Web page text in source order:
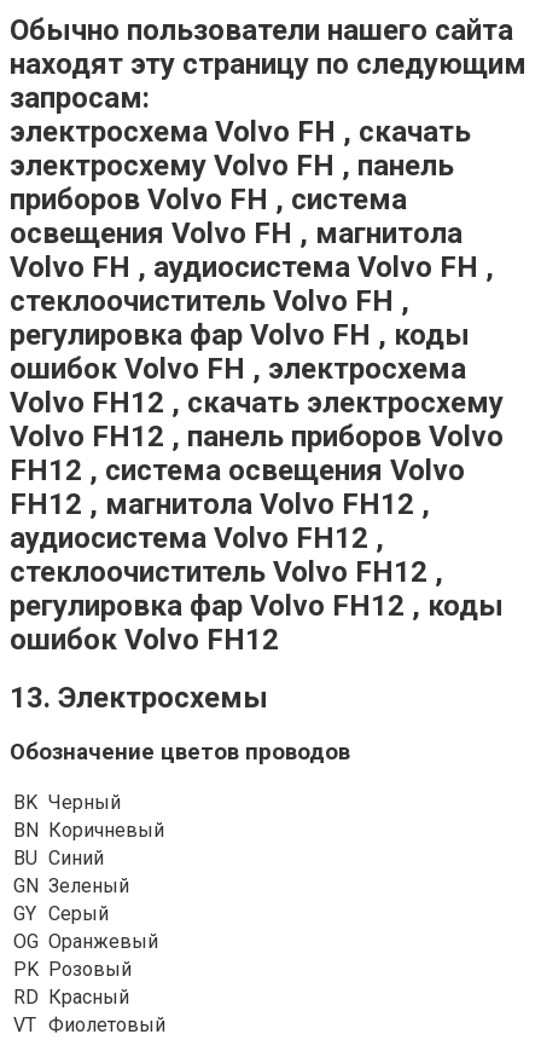
Обычно пользователи нашего сайта
находят эту страницу по следующим
запросам:
электросхема Volvo FH , скачать
электросхему Volvo FH , панель
приборов Volvo FH , система
освещения Volvo FH , магнитола
Volvo FH , аудиосистема Volvo FH ,
стеклоочиститель Volvo FH ,
регулировка фар Volvo FH , коды
ошибок Volvo FH , электросхема
Volvo FH12 , скачать электросхему
Volvo FH12 , панель приборов Volvo
FH12 , система освещения Volvo
FH12 , магнитола Volvo FH12 ,
аудиосистема Volvo FH12 ,
стеклоочиститель Volvo FH12 ,
регулировка фар Volvo FH12 , коды
ошибок Volvo FH12
13. Электросхемы
Обозначение цветов проводов
BK Черный
BN
Коричневый
BU Синий
GN Зеленый
GY Серый
OG Оранжевый
PK Розовый
RD
Красный
VT Фиолетовый